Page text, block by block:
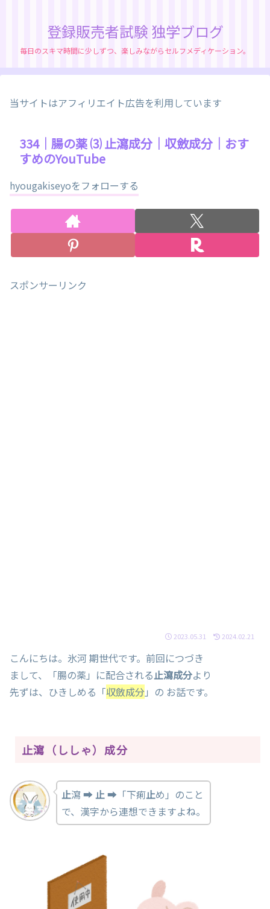
登録販売者試験 独学ブログ
毎日のスキマ時間に少しずつ、楽しみながらセルフメディケーション。
当サイトはアフィリエイト広告を利用しています
334｜腸の薬 ⑶ 止瀉成分｜収斂成分｜おす
すめのYouTube
hyougakiseyoをフォローする
スポンサーリンク
2023.05.31 2024.02.21
こんにちは。氷河 期世代です。前回につづき
まして、「腸の薬」に配合される止瀉成分より
先ずは、ひきしめる「収斂成分」の お話です。
止瀉（ししゃ）成分
止瀉 ➡止➡「下痢止め」のこと
で、漢字から連想できますよね。